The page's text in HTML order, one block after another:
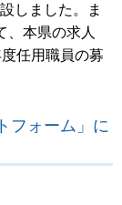
しました。ま
、本県の求人
任用職員の募
フォーム」に